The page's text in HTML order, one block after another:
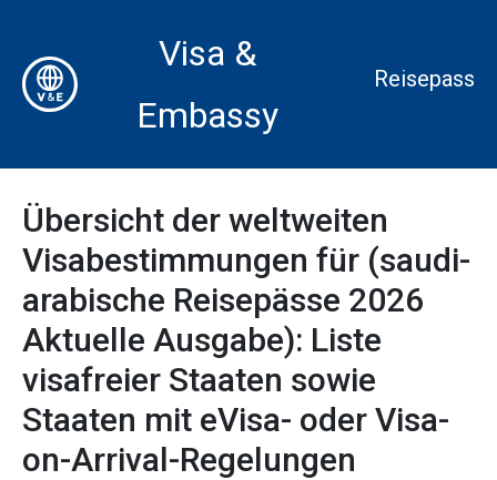
Visa &
Embassy
Reisepass
Übersicht der weltweiten
Visabestimmungen für (saudi-
arabische Reisepässe 2026
Aktuelle Ausgabe): Liste
visafreier Staaten sowie
Staaten mit eVisa- oder Visa-
on-Arrival-Regelungen